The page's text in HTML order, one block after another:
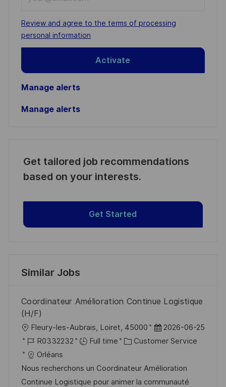
Email
address
(Required)
Required
Review and agree to the terms of processing
personal information
Activate
Manage alerts
Manage alerts
Get tailored job recommendations
based on your interests.
Get Started
Similar Jobs
Coordinateur Amélioration Continue Logistique
(H/F)
L
o
c
a
t
Fleury-les-Aubrais, Loiret, 45000
P
o
t
e
2026-06-25
J
o
b
I
R0332232 Full time
C
t
e
Customer Service
Orléans
Nous recherchons un Coordinateur Amélioration
Continue Logistique pour animer la communauté